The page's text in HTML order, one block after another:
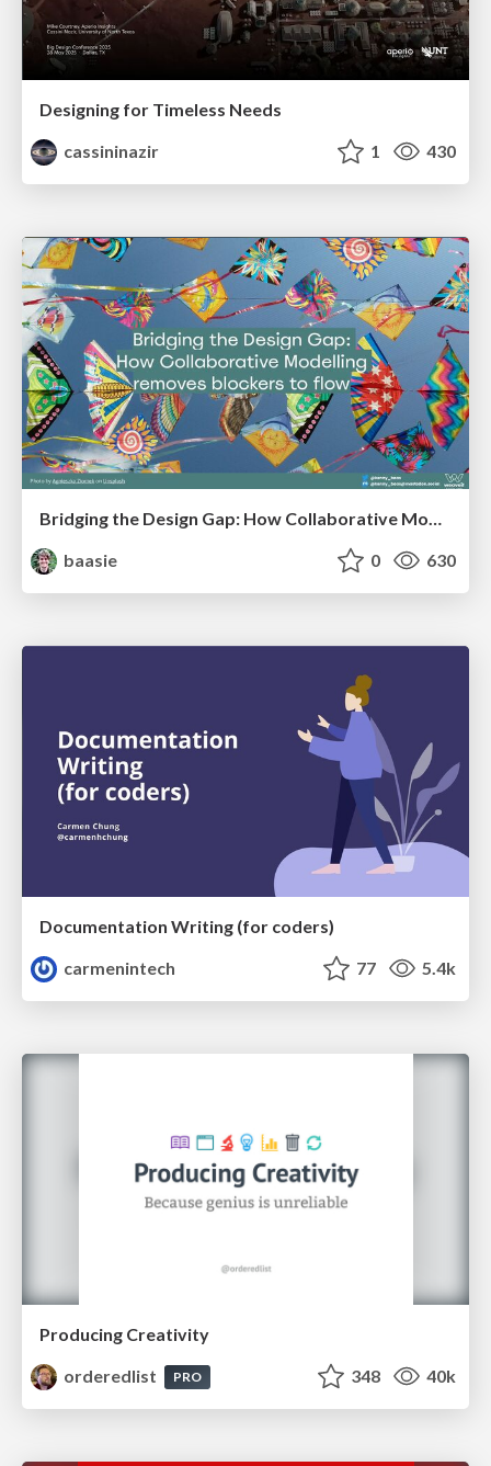
Designing for Timeless Needs
cassininazir
1 430
baasie
0 630
Documentation Writing (for coders)
carmenintech
77 5.4k
Producing Creativity
orderedlist
PRO 348 40k